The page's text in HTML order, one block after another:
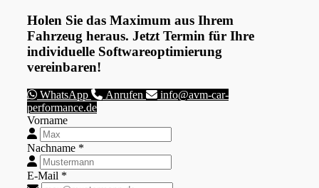
Holen Sie das Maximum aus Ihrem
Fahrzeug heraus. Jetzt Termin für Ihre
individuelle Softwareoptimierung
vereinbaren!
WhatsApp Anrufen
info@avm-car-
performance.de
Vorname
Nachname *
E-Mail *